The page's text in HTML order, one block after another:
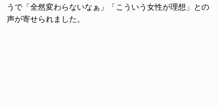
うで「全然変わらないなぁ」「こういう女性が理想」との
声が寄せられました。